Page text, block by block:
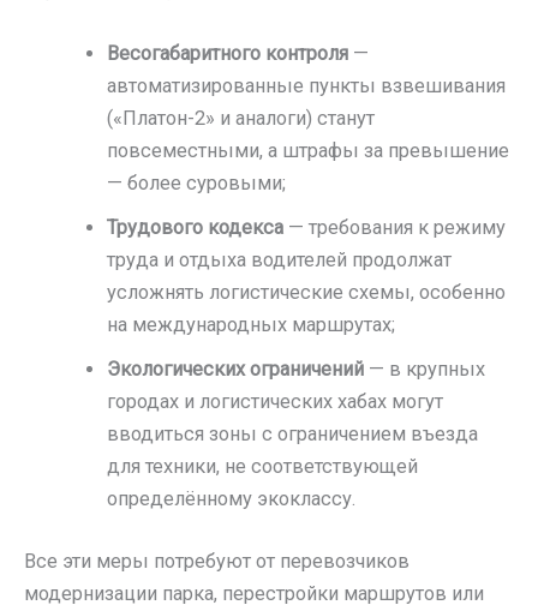
Весогабаритного контроля —
автоматизированные пункты взвешивания
(«Платон-2» и аналоги) станут
повсеместными, а штрафы за превышение
— более суровыми;
Трудового кодекса — требования к режиму
труда и отдыха водителей продолжат
усложнять логистические схемы, особенно
на международных маршрутах;
Экологических ограничений — в крупных
городах и логистических хабах могут
вводиться зоны с ограничением въезда
для техники, не соответствующей
определённому экоклассу.
Все эти меры потребуют от перевозчиков
модернизации парка, перестройки маршрутов или